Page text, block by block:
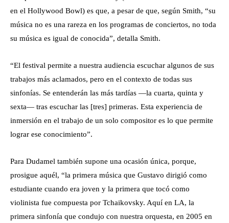
en el Hollywood Bowl) es que, a pesar de que, según Smith, “su
música no es una rareza en los programas de conciertos, no toda
su música es igual de conocida”, detalla Smith.
“El festival permite a nuestra audiencia escuchar algunos de sus
trabajos más aclamados, pero en el contexto de todas sus
sinfonías. Se entenderán las más tardías —la cuarta, quinta y
sexta— tras escuchar las [tres] primeras. Esta experiencia de
inmersión en el trabajo de un solo compositor es lo que permite
lograr ese conocimiento”.
Para Dudamel también supone una ocasión única, porque,
prosigue aquél, “la primera música que Gustavo dirigió como
estudiante cuando era joven y la primera que tocó como
violinista fue compuesta por Tchaikovsky. Aquí en LA, la
primera sinfonía que condujo con nuestra orquesta, en 2005 en